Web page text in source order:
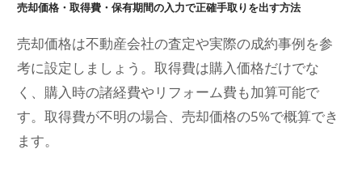
売却価格・取得費・保有期間の入力で正確手取りを出す方法
売却価格は不動産会社の査定や実際の成約事例を参
考に設定しましょう。取得費は購入価格だけでな
く、購入時の諸経費やリフォーム費も加算可能で
す。取得費が不明の場合、売却価格の5%で概算でき
ます。